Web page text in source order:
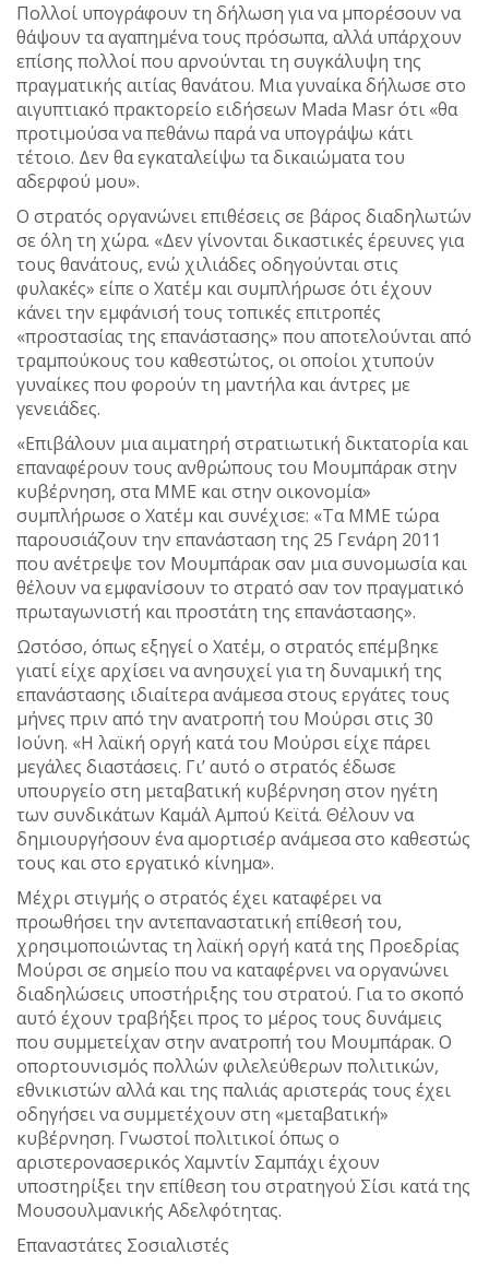
Πολλοί υπογράφουν τη δήλωση για να μπορέσουν να
θάψουν τα αγαπημένα τους πρόσωπα, αλλά υπάρχουν
επίσης πολλοί που αρνούνται τη συγκάλυψη της
πραγματικής αιτίας θανάτου. Μια γυναίκα δήλωσε στο
αιγυπτιακό πρακτορείο ειδήσεων Mada Masr ότι «θα
προτιμούσα να πεθάνω παρά να υπογράψω κάτι
τέτοιο. Δεν θα εγκαταλείψω τα δικαιώματα του
αδερφού μου».
Ο στρατός οργανώνει επιθέσεις σε βάρος διαδηλωτών
σε όλη τη χώρα. «Δεν γίνονται δικαστικές έρευνες για
τους θανάτους, ενώ χιλιάδες οδηγούνται στις
φυλακές» είπε ο Χατέμ και συμπλήρωσε ότι έχουν
κάνει την εμφάνισή τους τοπικές επιτροπές
«προστασίας της επανάστασης» που αποτελούνται από
τραμπούκους του καθεστώτος, οι οποίοι χτυπούν
γυναίκες που φορούν τη μαντήλα και άντρες με
γενειάδες.
«Επιβάλουν μια αιματηρή στρατιωτική δικτατορία και
επαναφέρουν τους ανθρώπους του Μουμπάρακ στην
κυβέρνηση, στα ΜΜΕ και στην οικονομία»
συμπλήρωσε ο Χατέμ και συνέχισε: «Τα ΜΜΕ τώρα
παρουσιάζουν την επανάσταση της 25 Γενάρη 2011
που ανέτρεψε τον Μουμπάρακ σαν μια συνομωσία και
θέλουν να εμφανίσουν το στρατό σαν τον πραγματικό
πρωταγωνιστή και προστάτη της επανάστασης».
Ωστόσο, όπως εξηγεί ο Χατέμ, ο στρατός επέμβηκε
γιατί είχε αρχίσει να ανησυχεί για τη δυναμική της
επανάστασης ιδιαίτερα ανάμεσα στους εργάτες τους
μήνες πριν από την ανατροπή του Μούρσι στις 30
Ιούνη. «Η λαϊκή οργή κατά του Μούρσι είχε πάρει
μεγάλες διαστάσεις. Γι’ αυτό ο στρατός έδωσε
υπουργείο στη μεταβατική κυβέρνηση στον ηγέτη
των συνδικάτων Καμάλ Αμπού Κεϊτά. Θέλουν να
δημιουργήσουν ένα αμορτισέρ ανάμεσα στο καθεστώς
τους και στο εργατικό κίνημα».
Μέχρι στιγμής ο στρατός έχει καταφέρει να
προωθήσει την αντεπαναστατική επίθεσή του,
χρησιμοποιώντας τη λαϊκή οργή κατά της Προεδρίας
Μούρσι σε σημείο που να καταφέρνει να οργανώνει
διαδηλώσεις υποστήριξης του στρατού. Για το σκοπό
αυτό έχουν τραβήξει προς το μέρος τους δυνάμεις
που συμμετείχαν στην ανατροπή του Μουμπάρακ. Ο
οπορτουνισμός πολλών φιλελεύθερων πολιτικών,
εθνικιστών αλλά και της παλιάς αριστεράς τους έχει
οδηγήσει να συμμετέχουν στη «μεταβατική»
κυβέρνηση. Γνωστοί πολιτικοί όπως ο
αριστερονασερικός Χαμντίν Σαμπάχι έχουν
υποστηρίξει την επίθεση του στρατηγού Σίσι κατά της
Μουσουλμανικής Αδελφότητας.
Επαναστάτες Σοσιαλιστές